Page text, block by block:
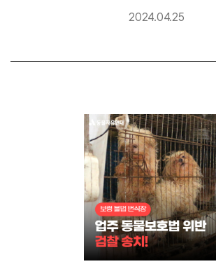
2024.04.25